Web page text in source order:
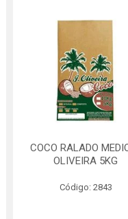
COCO RALADO
OLIVEIRA 5KG
Código: 2843